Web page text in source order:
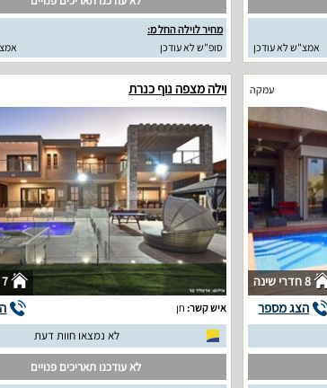
אמצ"ש לא עודכן
מחיר לוילה החל מ:
סופ"ש לא עודכן
עמקה
8 חדרי שינה
הצג מספר
וילה מצפה נוף כנרת
7 חדרי שינה
איש קשר: חן
לא נמצאו חוות דעת
לא עודכנו תאריכים פנויים